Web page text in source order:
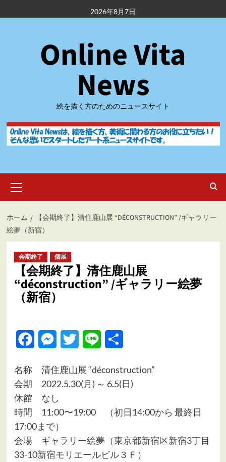
容
2026年8月7日
Online Vita
News
絵を描く方のためのニュースサイト
イ
ン
ニ
ュ
ー
ホーム
【会期終了】清住鹿山展 “DÉCONSTRUCTION” /ギャラリー
絵夢（新宿）
会期終了 個展
【会期終了】清住鹿山展
“déconstruction” /ギャラリー絵夢
（新宿）
FacebookMessenger
Twitter Line
名称 清住鹿山展 “déconstruction”
会期 2022.5.30(月) ～ 6.5(日)
休館 なし
時間 11:00〜19:00 （初日14:00から 最終日
17:00まで）
会場 ギャラリー絵夢（東京都新宿区新宿3丁目
33-10新宿モリエールビル３Ｆ）